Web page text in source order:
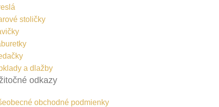
stoličky
a dlažby
odkazy
obchodné podmienky